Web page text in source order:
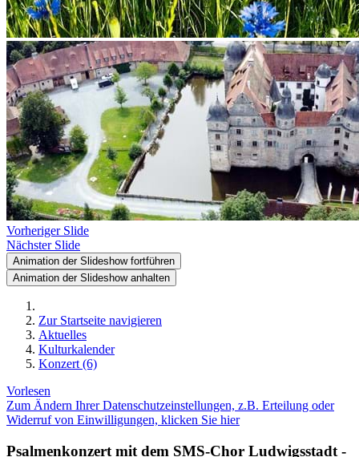
Vorheriger Slide
Nächster Slide
Animation der Slideshow fortführen
Animation der Slideshow anhalten
Zur Startseite navigieren
Aktuelles
Kulturkalender
Konzert (6)
Vorlesen
Zum Ändern Ihrer Datenschutzeinstellungen, z.B. Erteilung oder
Widerruf von Einwilligungen, klicken Sie hier
Psalmenkonzert mit dem SMS-Chor Ludwigsstadt -